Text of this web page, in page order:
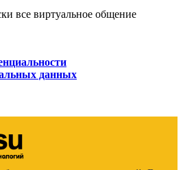
все виртуальное общение
данных